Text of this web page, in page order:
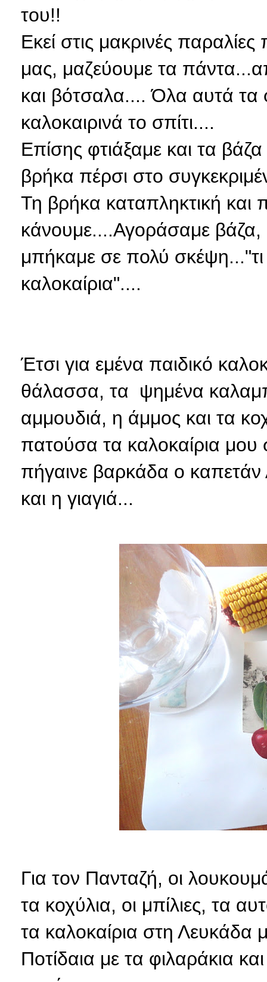
του!!
Εκεί στις μακρινές
μας, μαζεύουμε τα
και βότσαλα.... Όλα αυτά τα
καλοκαιρινά το σπίτι....
Επίσης φτιάξαμε και τα
βρήκα πέρσι στο
Τη βρήκα καταπληκτική και
κάνουμε....Αγοράσαμε βάζα,
μπήκαμε σε πολύ σκέψη..."τι
καλοκαίρια"....
Έτσι για εμένα παιδικό
θάλασσα, τα ψημένα
αμμουδιά, η άμμος και τα
πατούσα τα καλοκαίρια
πήγαινε βαρκάδα ο καπετάν
και η γιαγιά...
Για τον Πανταζή, οι
τα κοχύλια, οι μπίλιες, τα
τα καλοκαίρια στη Λευκάδα
Ποτίδαια με τα φιλαράκια